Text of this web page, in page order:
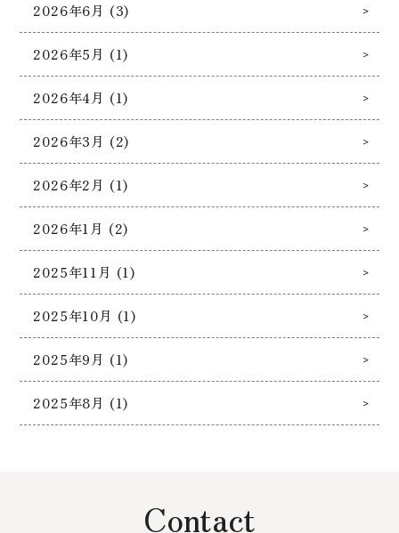
2026年6月 (3)
2026年5月 (1)
2026年4月 (1)
2026年3月 (2)
2026年2月 (1)
2026年1月 (2)
2025年11月 (1)
2025年10月 (1)
2025年9月 (1)
2025年8月 (1)
Contact